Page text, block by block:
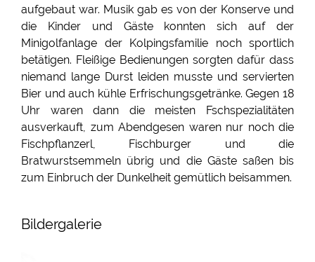
aufgebaut war. Musik gab es von der Konserve und
die Kinder und Gäste konnten sich auf der
Minigolfanlage der Kolpingsfamilie noch sportlich
betätigen. Fleißige Bedienungen sorgten dafür dass
niemand lange Durst leiden musste und servierten
Bier und auch kühle Erfrischungsgetränke. Gegen 18
Uhr waren dann die meisten Fschspezialitäten
ausverkauft, zum Abendgesen waren nur noch die
Fischpflanzerl, Fischburger und die
Bratwurstsemmeln übrig und die Gäste saßen bis
zum Einbruch der Dunkelheit gemütlich beisammen.
Bildergalerie